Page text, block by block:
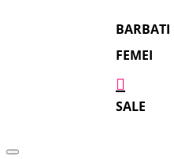
BARBATI
FEMEI
SALE